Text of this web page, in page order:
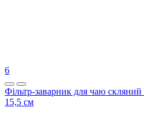
6
Фільтр-заварник для чаю скляний
15,5 см